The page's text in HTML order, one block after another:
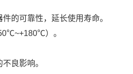
的可靠性，延长使用寿命。
）。
良影响。